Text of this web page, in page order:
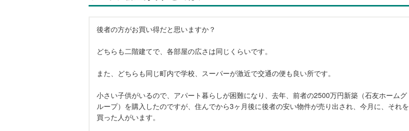
後者の方がお買い得だと思いますか？
どちらも二階建てで、各部屋の広さは同じくらいです。
また、どちらも同じ町内で学校、スーパーが激近で交通の便も良い所です。
小さい子供がいるので、アパート暮らしが困難になり、去年、前者の2500万円新築（石友ホームグ
ループ）を購入したのですが、住んでから3ヶ月後に後者の安い物件が売り出され、今月に、それを
買った人がいます。